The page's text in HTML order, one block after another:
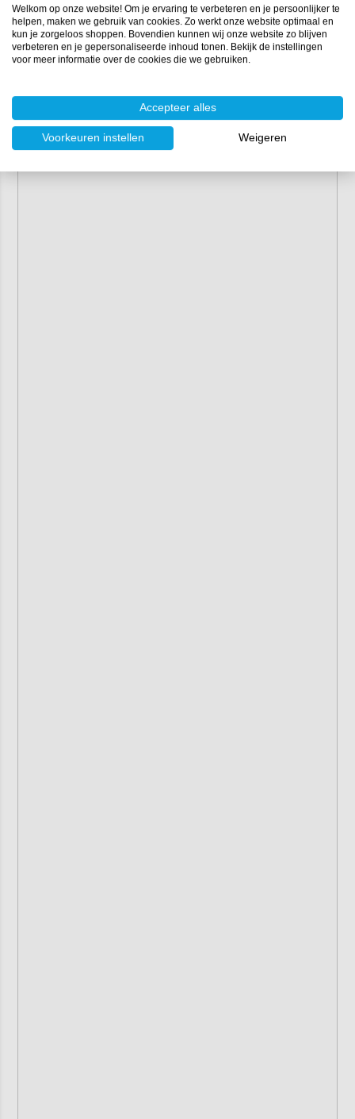
Welkom op onze website! Om je ervaring te verbeteren en je persoonlijker te
helpen, maken we gebruik van cookies. Zo werkt onze website optimaal en
kun je zorgeloos shoppen. Bovendien kunnen wij onze website zo blijven
verbeteren en je gepersonaliseerde inhoud tonen. Bekijk de instellingen
voor meer informatie over de cookies die we gebruiken.
Accepteer alles
Voorkeuren instellen Weigeren